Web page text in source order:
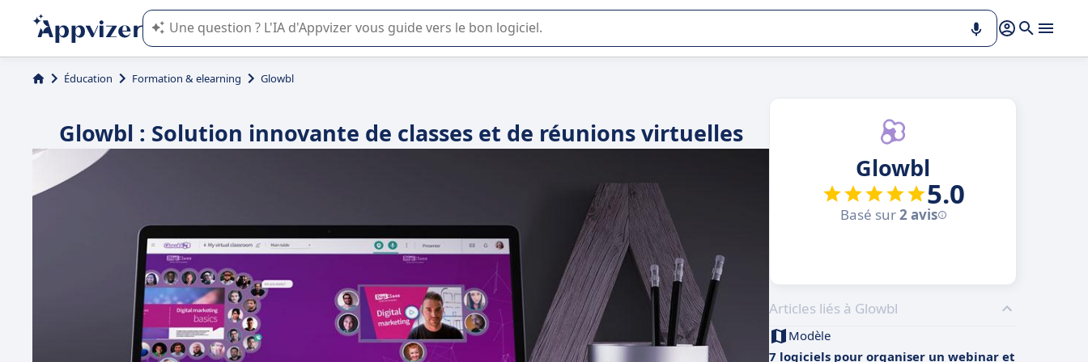
L'IA de Appvizer vous guide dans l'utilisation ou la sélection de logiciel SaaS en entreprise.
Éducation Formation & elearning Glowbl
Glowbl : Solution innovante de classes et de réunions virtuelles
Glowbl
5.0
Basé sur2 avis
Articles liés à Glowbl
Modèle
7 logiciels pour organiser un webinar et